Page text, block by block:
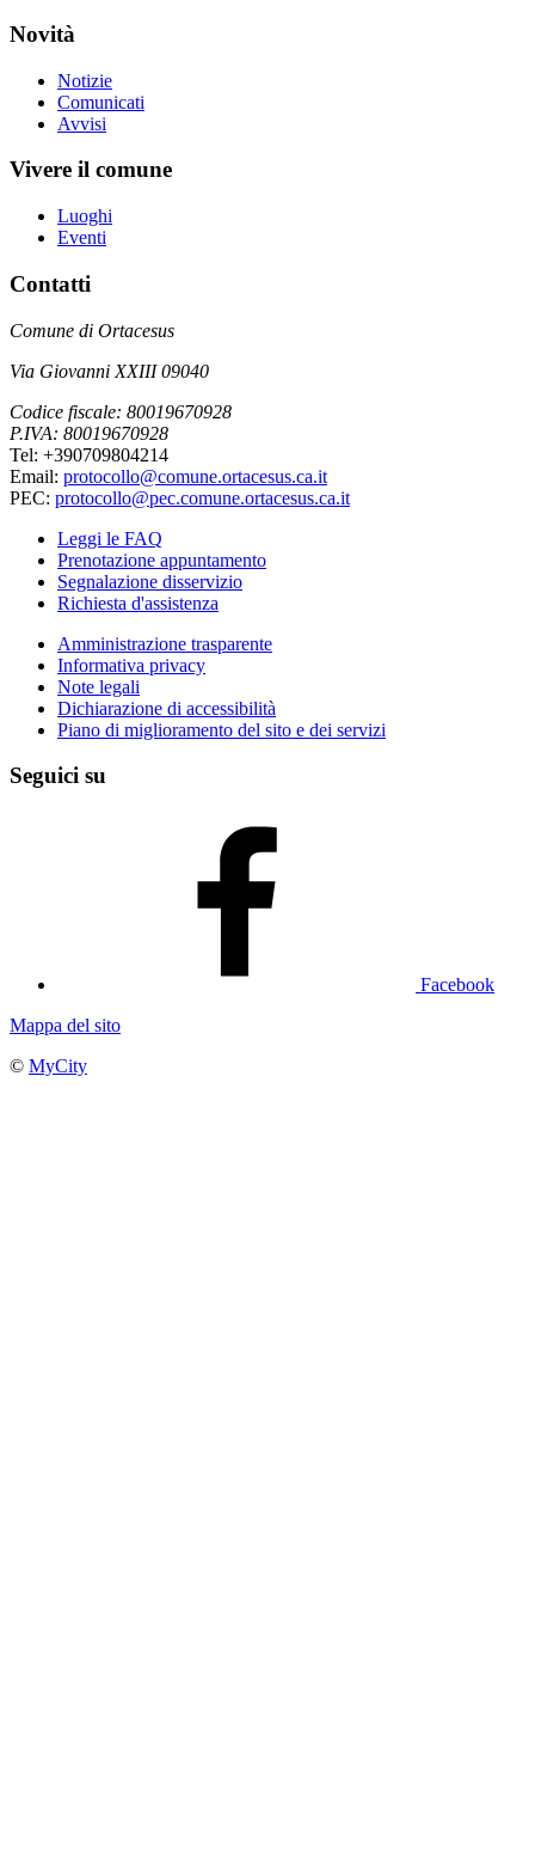
Novità
Notizie
Comunicati
Avvisi
Vivere il comune
Luoghi
Eventi
Contatti
Comune di Ortacesus
Via Giovanni XXIII 09040
Codice fiscale: 80019670928
P.IVA: 80019670928
Tel: +390709804214
Email: protocollo@comune.ortacesus.ca.it
PEC: protocollo@pec.comune.ortacesus.ca.it
Leggi le FAQ
Prenotazione appuntamento
Segnalazione disservizio
Richiesta d'assistenza
Amministrazione trasparente
Informativa privacy
Note legali
Dichiarazione di accessibilità
Piano di miglioramento del sito e dei servizi
Seguici su
Facebook
Mappa del sito
© MyCity